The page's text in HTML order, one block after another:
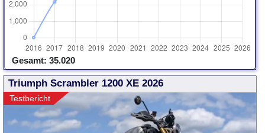
Gesamt: 35.020
Triumph Scrambler 1200 XE 2026
Testbericht